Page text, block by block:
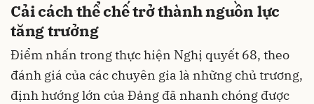
Cải cách thể chế trở thành nguồn lực
tăng trưởng
Điểm nhấn trong thực hiện Nghị quyết 68, theo
đánh giá của các chuyên gia là những chủ trương,
định hướng lớn của Đảng đã nhanh chóng được